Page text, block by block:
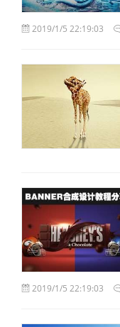
2019/1/5 22:19:03
2019/1/5 22:19:03